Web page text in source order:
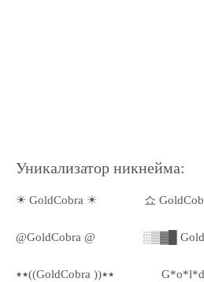
Уникализатор никнейма:
☀ GoldCobra ☀ 쇼
@GoldCobra @ ░▒▓█
٭٭((GoldCobra ))٭٭